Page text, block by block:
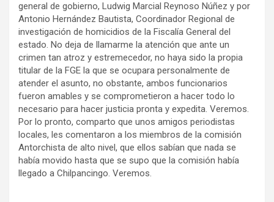
general de gobierno, Ludwig Marcial Reynoso Núñez y por
Antonio Hernández Bautista, Coordinador Regional de
investigación de homicidios de la Fiscalía General del
estado. No deja de llamarme la atención que ante un
crimen tan atroz y estremecedor, no haya sido la propia
titular de la FGE la que se ocupara personalmente de
atender el asunto, no obstante, ambos funcionarios
fueron amables y se comprometieron a hacer todo lo
necesario para hacer justicia pronta y expedita. Veremos.
Por lo pronto, comparto que unos amigos periodistas
locales, les comentaron a los miembros de la comisión
Antorchista de alto nivel, que ellos sabían que nada se
había movido hasta que se supo que la comisión había
llegado a Chilpancingo. Veremos.